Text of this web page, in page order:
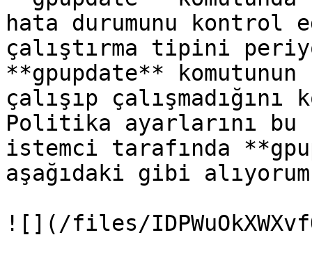
hata durumunu kontrol
çalıştırma tipini
**gpupdate**
çalışıp
Politika ayarlarını bu
istemci tarafında
aşağıdaki gibi
![](/files/